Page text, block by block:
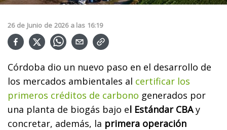
26 de Junio de 2026 a las 16:19
Córdoba dio un nuevo paso en el desarrollo de
los mercados ambientales al certificar los
primeros créditos de carbono generados por
una planta de biogás bajo el Estándar CBAy
concretar, además, la primera operación